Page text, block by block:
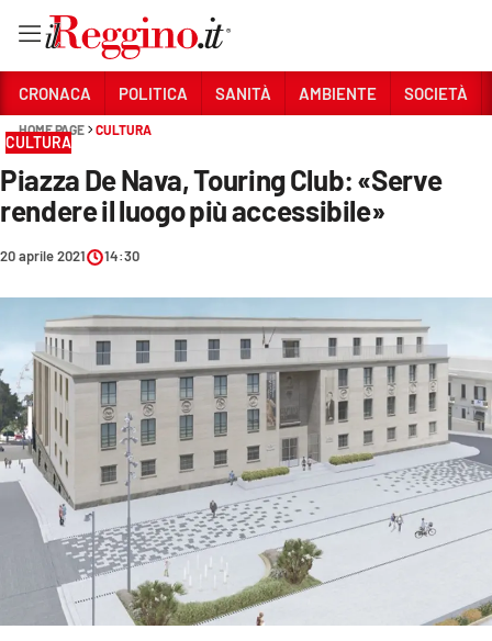
Sezioni
CRONACA
AMBIENTE
SOCIETÀ
CULTURA
ECONOMIA E LAVORO
EVENTI
SPORT
Streaming
CRONACA POLITICA SANITÀ AMBIENTE SOCIETÀ
HOME PAGE CULTURA
CULTURA
Piazza De Nava, Touring Club: «Serve
rendere il luogo più accessibile»
20 aprile 2021 14:30